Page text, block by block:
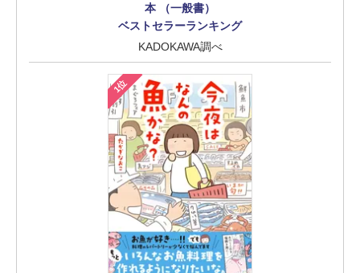
本 （一般書）
ベストセラーランキング
KADOKAWA調べ
1位